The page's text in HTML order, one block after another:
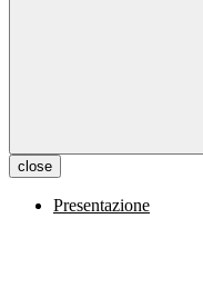
close
Presentazione